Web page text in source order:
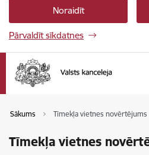
Noraidīt
Pārvaldīt sīkdatnes
Sākums Tīmekļa vietnes novērtējums
Tīmekļa vietnes